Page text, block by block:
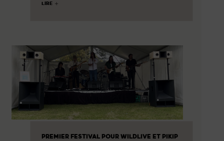
LIRE
PREMIER FESTIVAL POUR WILDLIVE ET PIKIP